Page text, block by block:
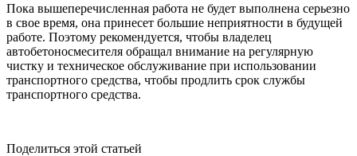
Пока вышеперечисленная работа не будет выполнена серьезно
в свое время, она принесет большие неприятности в будущей
работе. Поэтому рекомендуется, чтобы владелец
автобетоносмесителя обращал внимание на регулярную
чистку и техническое обслуживание при использовании
транспортного средства, чтобы продлить срок службы
транспортного средства.
Поделиться этой статьей